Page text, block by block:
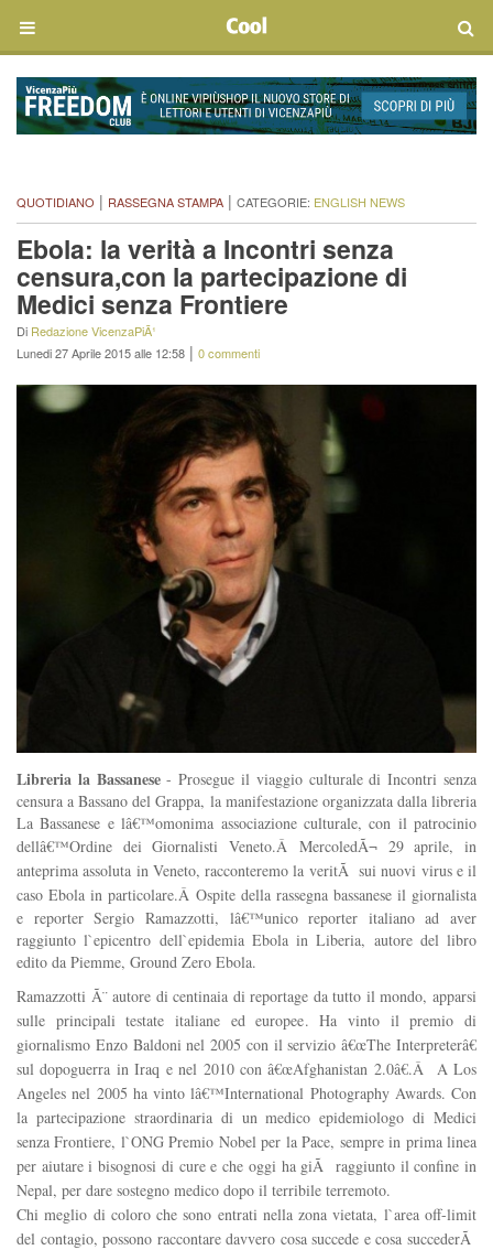
QUOTIDIANO | RASSEGNA STAMPA | CATEGORIE: ENGLISH NEWS
Ebola: la verità a Incontri senza
censura,con la partecipazione di
Medici senza Frontiere
Di Redazione VicenzaPiÃ¹
Lunedi 27 Aprile 2015 alle 12:58 | 0 commenti
Libreria la Bassanese- Prosegue il viaggio culturale di Incontri senza
censura a Bassano del Grappa, la manifestazione organizzata dalla libreria
La Bassanese e lâ€™omonima associazione culturale, con il patrocinio
dellâ€™Ordine dei Giornalisti Veneto.Â MercoledÃ¬ 29 aprile, in
anteprima assoluta in Veneto, racconteremo la veritÃ sui nuovi virus e il
caso Ebola in particolare.Â Ospite della rassegna bassanese il giornalista
e reporter Sergio Ramazzotti, lâ€™unico reporter italiano ad aver
raggiunto l`epicentro dell`epidemia Ebola in Liberia, autore del libro
edito da Piemme, Ground Zero Ebola.
Ramazzotti Ã¨ autore di centinaia di reportage da tutto il mondo, apparsi
sulle principali testate italiane ed europee. Ha vinto il premio di
giornalismo Enzo Baldoni nel 2005 con il servizio â€œThe Interpreterâ€
sul dopoguerra in Iraq e nel 2010 con â€œAfghanistan 2.0â€.Â A Los
Angeles nel 2005 ha vinto lâ€™International Photography Awards. Con
la partecipazione straordinaria di un medico epidemiologo di Medici
senza Frontiere, l`ONG Premio Nobel per la Pace, sempre in prima linea
per aiutare i bisognosi di cure e che oggi ha giÃ raggiunto il confine in
Nepal, per dare sostegno medico dopo il terribile terremoto.
Chi meglio di coloro che sono entrati nella zona vietata, l`area off-limit
del contagio, possono raccontare davvero cosa succede e cosa succederÃ